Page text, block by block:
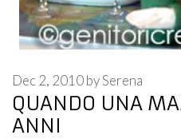
QUANDO UNA
ANNI
Dec 2, 2010bySerena